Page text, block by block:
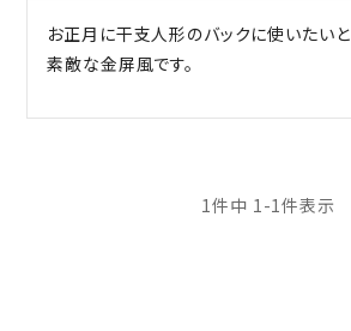
お正月に干支人形のバックに使いたいと
素敵な金屏風です。
1件中 1-1件表示